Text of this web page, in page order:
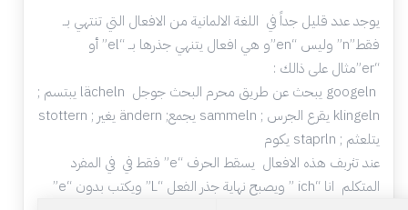
يوجد عدد قليل جداً في اللغة الالمانية من الافعال التي تنتهي بــ
فقط”n” وليس “en”و هي افعال يتنهي جذرها بــ “el” أو
“er”مثال على ذالك :
googeln يبحث عن طريق محرم البحث جوجل lächeln يبتسم ;
klingeln يقرع الجرس ; sammeln يجمع; ändern يغير ; stottern
يتلعثم ; staprln يكوم
عند تثربف هذه الافعال يسقط الحرف “e” فقط في في المفرد
المتكلم انا “ich ” ويصبح نهاية جذر الفعل “L” ويكتب بدون “e”